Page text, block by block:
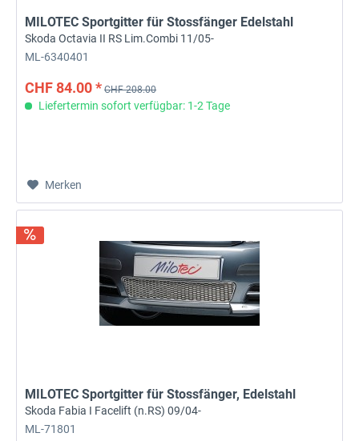
MILOTEC Sportgitter für Stossfänger Edelstahl
Skoda Octavia II RS Lim.Combi 11/05-
ML-6340401
CHF 84.00 * CHF 208.00
Liefertermin sofort verfügbar: 1-2 Tage
Merken
MILOTEC Sportgitter für Stossfänger, Edelstahl
Skoda Fabia I Facelift (n.RS) 09/04-
ML-71801